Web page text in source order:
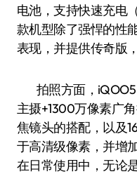
电池，支持快速充电
款机型除了强悍的性
表现，并提供传奇版
拍照方面，iQOO5
主摄+1300万像素广
焦镜头的搭配，以及
于高清级像素，并增
在日常使用中，无论